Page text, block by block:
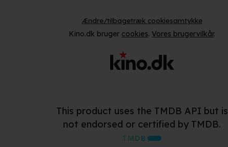
Ændre/tilbagetræk cookiesamtykke
Kino.dk bruger cookies. Vores brugervilkår.
This product uses the TMDB API but is
not endorsed or certified by TMDB.